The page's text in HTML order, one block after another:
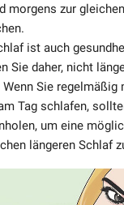
morgens zur
ist auch
Sie daher, nicht
Sie regelmäßig
Tag schlafen,
um eine
längeren Schlaf